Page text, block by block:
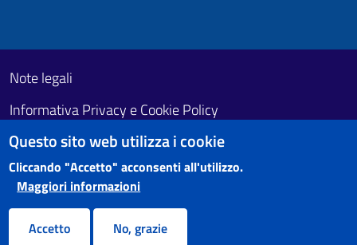
Footer First
Useful links section
Note legali
Informativa Privacy e Cookie Policy
Obiettivi di accessibilità
Questo sito web utilizza i cookie
Cliccando "Accetto" acconsenti all'utilizzo.
Maggiori informazioni
Accetto No, grazie